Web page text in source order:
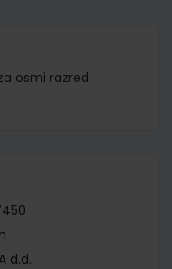
osmi razred
d.d.